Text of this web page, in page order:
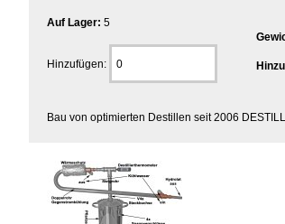
Auf Lager: 5
Hinzufügen:
Bau von optimierten Destillen seit 2006